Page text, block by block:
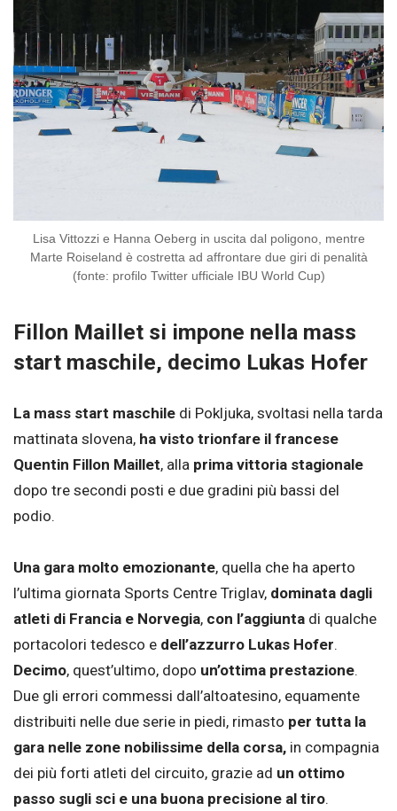
Lisa Vittozzi e Hanna Oeberg in uscita dal poligono, mentre
Marte Roiseland è costretta ad affrontare due giri di penalità
(fonte: profilo Twitter ufficiale IBU World Cup)
Fillon Maillet si impone nella mass
start maschile, decimo Lukas Hofer
La mass start maschile di Pokljuka, svoltasi nella tarda
mattinata slovena, ha visto trionfare il francese
Quentin Fillon Maillet, alla prima vittoria stagionale
dopo tre secondi posti e due gradini più bassi del
podio.
Una gara molto emozionante, quella che ha aperto
l’ultima giornata Sports Centre Triglav, dominata dagli
atleti di Francia e Norvegia, con l’aggiunta di qualche
portacolori tedesco e dell’azzurro Lukas Hofer.
Decimo, quest’ultimo, dopo un’ottima prestazione.
Due gli errori commessi dall’altoatesino, equamente
distribuiti nelle due serie in piedi, rimasto per tutta la
gara nelle zone nobilissime della corsa, in compagnia
dei più forti atleti del circuito, grazie ad un ottimo
passo sugli sci e una buona precisione al tiro.